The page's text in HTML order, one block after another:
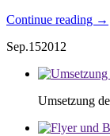
Continue reading →
Sep.152012
Umsetzung